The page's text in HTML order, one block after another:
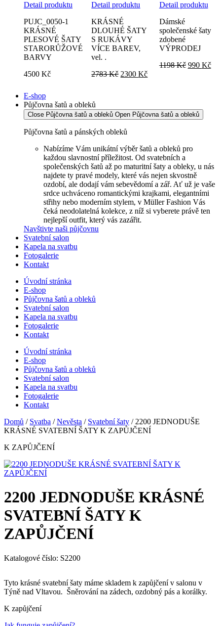
Detail produktu
PUJC_0050-1
KRÁSNÉ
PLESOVÉ ŠATY
STARORŮŽOVÉ
BARVY
4500 Kč
Detail produktu
KRÁSNÉ
DLOUHÉ ŠATY
S RUKÁVY
VÍCE BAREV,
vel. .
2783Kč Původní
2300KčAktuální
Detail produktu
Dámské
společenské šaty
zdobené
VÝPRODEJ
1198Kč Původní
990 Kč
E-shop
Půjčovna šatů a obleků
Close Půjčovna šatů a obleků Open Půjčovna šatů a obleků
Půjčovna šatů a pánských obleků
Nabízíme Vám unikátní výběr šatů a obleků pro
každou slavnostní příležitost. Od svatebních a
společenských šatů až po maturitní šaty a obleky, u nás
najdete ty pravé modely, které vás nejen skvostně
ozdobí, ale dodají vám sebevědomí a zář. Ať už je vaše
srdce uchváceno romantickými krajkami, elegantními
střihy nebo moderním stylem, v Müller Fashion Vás
čeká neodolatelná kolekce, z níž si vyberete právě ten
nejlepší outfit, který vás zazářit.
Navštivte naši půjčovnu
Svatební salon
Kapela na svatbu
Fotogalerie
Kontakt
Úvodní stránka
E-shop
Půjčovna šatů a obleků
Svatební salon
Kapela na svatbu
Fotogalerie
Kontakt
Úvodní stránka
E-shop
Půjčovna šatů a obleků
Svatební salon
Kapela na svatbu
Fotogalerie
Kontakt
Domů / Svatba /Nevěsta / Svatební šaty / 2200 JEDNODUŠE
KRÁSNÉ SVATEBNÍ ŠATY K ZAPŮJČENÍ
K ZAPŮJČENÍ
2200 JEDNODUŠE KRÁSNÉ
SVATEBNÍ ŠATY K
ZAPŮJČENÍ
Katalogové číslo: S2200
Tyto krásné svatební šaty máme skladem k zapůjčení v salonu v
Týně nad Vltavou. Šněrování na zádech, ozdobný pás a korálky.
K zapůjčení